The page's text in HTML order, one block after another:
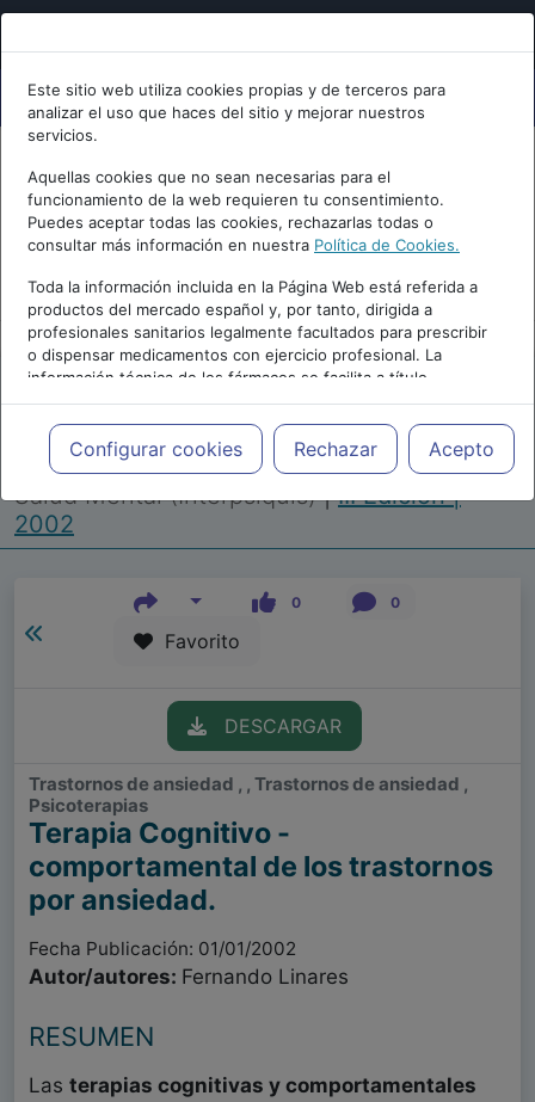
Este sitio web utiliza cookies propias y de terceros para
analizar el uso que haces del sitio y mejorar nuestros
servicios.
Aquellas cookies que no sean necesarias para el
funcionamiento de la web requieren tu consentimiento.
Puedes aceptar todas las cookies, rechazarlas todas o
consultar más información en nuestra Política de Cookies.
Toda la información incluida en la Página Web está referida a
productos del mercado español y, por tanto, dirigida a
profesionales sanitarios legalmente facultados para prescribir
o dispensar medicamentos con ejercicio profesional. La
información técnica de los fármacos se facilita a título
meramente informativo, siendo responsabilidad de los
profesionales facultados prescribir medicamentos y decidir, en
cada caso concreto, el tratamiento más adecuado a las
necesidades del paciente.
Configurar cookies Rechazar Acepto
Repositorio de Artículos |Congreso Virtual
Internacional de Psiquiatría, Psicología y
Salud Mental (Interpsiquis)|III Edición |
2002
0 0
Favorito
DESCARGAR
Trastornos de ansiedad , , Trastornos de ansiedad ,
Psicoterapias
Terapia Cognitivo -
comportamental de los trastornos
por ansiedad.
Fecha Publicación: 01/01/2002
Autor/autores: Fernando Linares
RESUMEN
Las terapias cognitivas y comportamentales